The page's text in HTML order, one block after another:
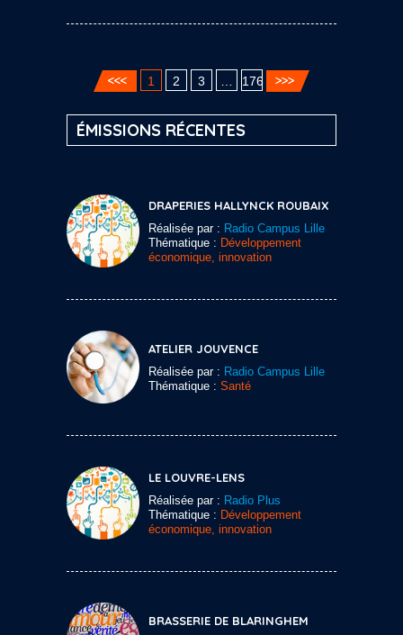
1 2 3 176
ÉMISSIONS RÉCENTES
DRAPERIES HALLYNCK ROUBAIX
Réalisée par : Radio Campus Lille
Thématique : Développement
économique, innovation
ATELIER JOUVENCE
Réalisée par : Radio Campus Lille
Thématique : Santé
LE LOUVRE-LENS
Réalisée par : Radio Plus
Thématique : Développement
économique, innovation
BRASSERIE DE BLARINGHEM